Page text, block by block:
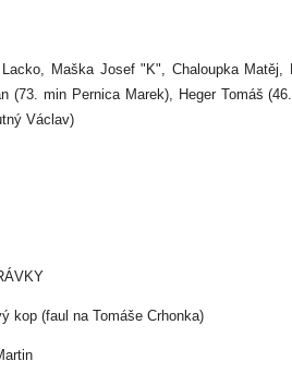
Maška Josef "K", Chaloupka Matěj,
(73. min Pernica Marek), Heger Tomáš
Václav)
na Tomáše Crhonka)